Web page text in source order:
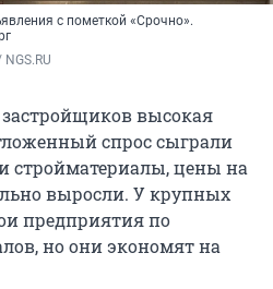
с пометкой «Срочно».
застройщиков высокая
спрос сыграли
стройматериалы, цены на
выросли. У крупных
предприятия по
но они экономят на